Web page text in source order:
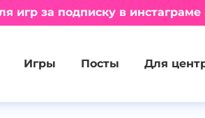
игр за подписку в
Игры Посты Для